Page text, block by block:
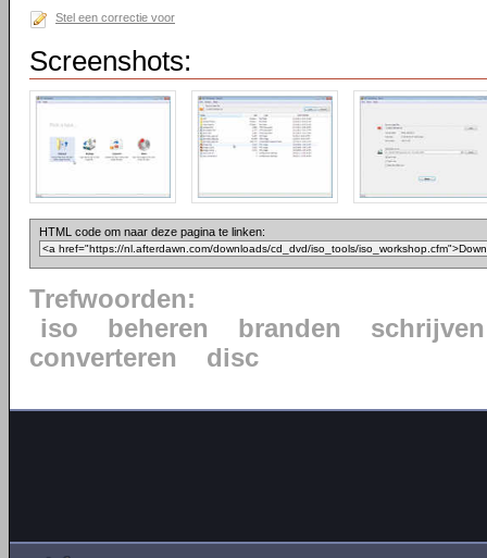
Stel een correctie voor
Screenshots:
HTML code om naar deze pagina te linken:
Trefwoorden:
iso
beheren branden
schrijven
converteren
disc